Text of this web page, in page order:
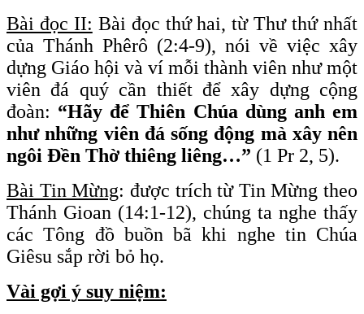
Bài đọc II: Bài đọc thứ hai, từ Thư thứ nhất
của Thánh Phêrô (2:4-9), nói về việc xây
dựng Giáo hội và ví mỗi thành viên như một
viên đá quý cần thiết để xây dựng cộng
đoàn: “Hãy để Thiên Chúa dùng anh em
như những viên đá sống động mà xây nên
ngôi Đền Thờ thiêng liêng…” (1 Pr 2, 5).
Bài Tin Mừng: được trích từ Tin Mừng theo
Thánh Gioan (14:1-12), chúng ta nghe thấy
các Tông đồ buồn bã khi nghe tin Chúa
Giêsu sắp rời bỏ họ.
Vài gợi ý suy niệm: